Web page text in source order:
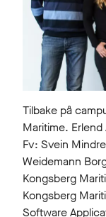
Tilbake på
Maritime.
Fv: Svein
Weidemann
Kongsberg
Kongsberg
Software